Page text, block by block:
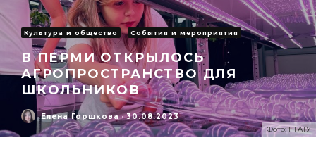
Фото: ПГАТУ
Культура и общество События и мероприятия
В ПЕРМИ ОТКРЫЛОСЬ
АГРОПРОСТРАНСТВО ДЛЯ
ШКОЛЬНИКОВ
Елена Горшкова · 30.08.2023